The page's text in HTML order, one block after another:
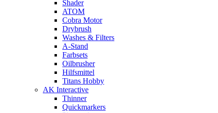
Shader
ATOM
Cobra Motor
Drybrush
Washes & Filters
A-Stand
Farbsets
Oilbrusher
Hilfsmittel
Titans Hobby
AK Interactive
Thinner
Quickmarkers